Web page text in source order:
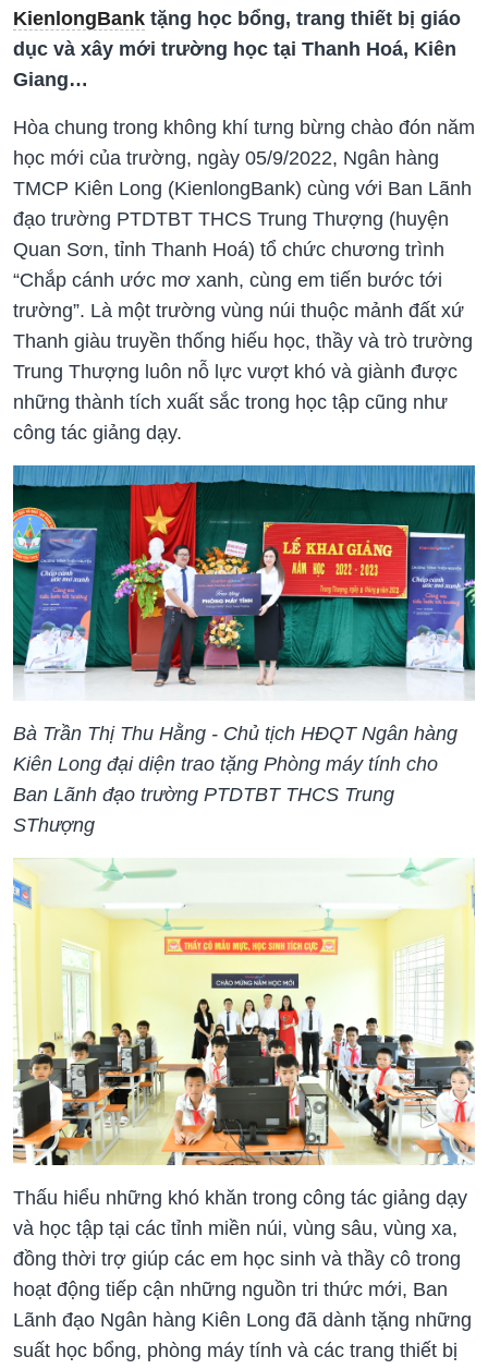
KienlongBank tặng học bổng, trang thiết bị giáo
dục và xây mới trường học tại Thanh Hoá, Kiên
Giang…
Hòa chung trong không khí tưng bừng chào đón năm
học mới của trường, ngày 05/9/2022, Ngân hàng
TMCP Kiên Long (KienlongBank) cùng với Ban Lãnh
đạo trường PTDTBT THCS Trung Thượng (huyện
Quan Sơn, tỉnh Thanh Hoá) tổ chức chương trình
“Chắp cánh ước mơ xanh, cùng em tiến bước tới
trường”. Là một trường vùng núi thuộc mảnh đất xứ
Thanh giàu truyền thống hiếu học, thầy và trò trường
Trung Thượng luôn nỗ lực vượt khó và giành được
những thành tích xuất sắc trong học tập cũng như
công tác giảng dạy.
Bà Trần Thị Thu Hằng - Chủ tịch HĐQT Ngân hàng
Kiên Long đại diện trao tặng Phòng máy tính cho
Ban Lãnh đạo trường PTDTBT THCS Trung
SThượng
Thấu hiểu những khó khăn trong công tác giảng dạy
và học tập tại các tỉnh miền núi, vùng sâu, vùng xa,
đồng thời trợ giúp các em học sinh và thầy cô trong
hoạt động tiếp cận những nguồn tri thức mới, Ban
Lãnh đạo Ngân hàng Kiên Long đã dành tặng những
suất học bổng, phòng máy tính và các trang thiết bị